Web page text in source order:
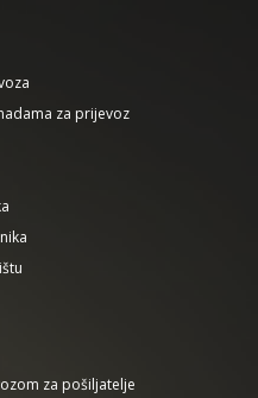
za prijevoz
za pošiljatelje